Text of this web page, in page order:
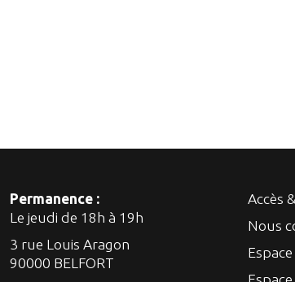
Permanence :
Le jeudi de 18h à 19h
3 rue Louis Aragon
90000 BELFORT
Accès
Nous